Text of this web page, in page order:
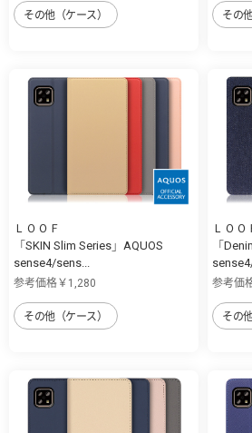
その他（ケース） その
ＬＯＯＦ
「SKIN Slim Series」AQUOS
sense4/sens...
参考価格￥1,280
その他（ケース）
ＬＯＯ
「
参考価
その